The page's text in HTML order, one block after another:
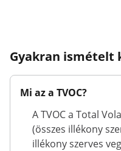
Gyakran ismételt
Mi az a TVOC?
A TVOC a Total
(összes illékony
illékony szerves